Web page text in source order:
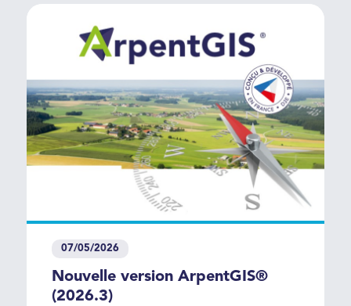
07/05/2026
Nouvelle version ArpentGIS®
(2026.3)